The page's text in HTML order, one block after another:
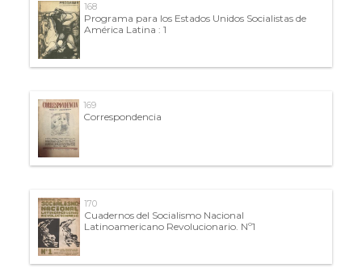
168
Programa para los Estados Unidos Socialistas de
América Latina : 1
169
Correspondencia
170
Cuadernos del Socialismo Nacional
Latinoamericano Revolucionario. Nº1